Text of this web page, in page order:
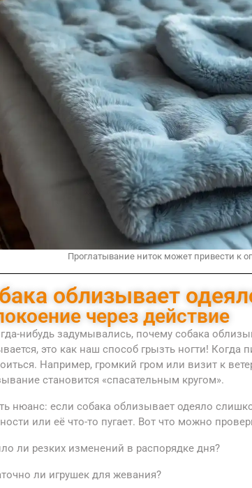
Проглатывание ниток может привести к
облизывает
через действие
нибудь задумывались, почему собака
это как наш способ грызть ногти! Когда
Например, громкий гром или визит к
становится «спасательным кругом».
нюанс: если собака облизывает одеяло
или её что-то пугает. Вот что можно
ли резких изменений в распорядке дня?
ли игрушек для жевания?